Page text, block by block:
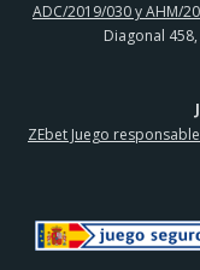
ADC/2019/030 y AHM/
Diagonal
ZEbet Juego responsable